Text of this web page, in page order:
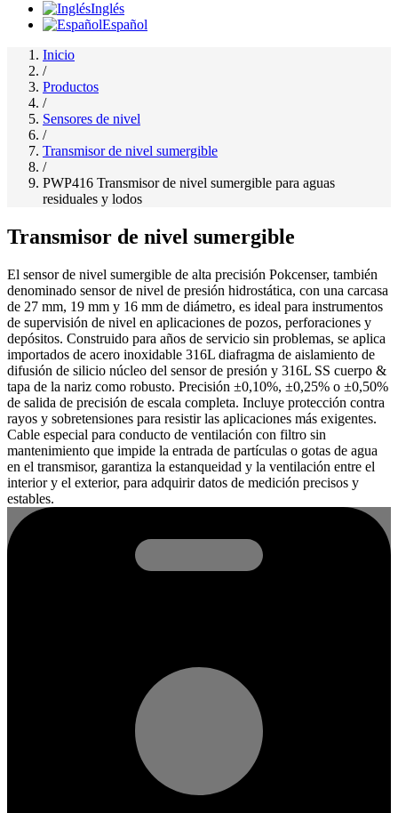
Inglés
Español
Inicio
/
Productos
/
Sensores de nivel
/
Transmisor de nivel sumergible
/
PWP416 Transmisor de nivel sumergible para aguas
residuales y lodos
Transmisor de nivel sumergible
El sensor de nivel sumergible de alta precisión Pokcenser, también
denominado sensor de nivel de presión hidrostática, con una carcasa
de 27 mm, 19 mm y 16 mm de diámetro, es ideal para instrumentos
de supervisión de nivel en aplicaciones de pozos, perforaciones y
depósitos. Construido para años de servicio sin problemas, se aplica
importados de acero inoxidable 316L diafragma de aislamiento de
difusión de silicio núcleo del sensor de presión y 316L SS cuerpo &
tapa de la nariz como robusto. Precisión ±0,10%, ±0,25% o ±0,50%
de salida de precisión de escala completa. Incluye protección contra
rayos y sobretensiones para resistir las aplicaciones más exigentes.
Cable especial para conducto de ventilación con filtro sin
mantenimiento que impide la entrada de partículas o gotas de agua
en el transmisor, garantiza la estanqueidad y la ventilación entre el
interior y el exterior, para adquirir datos de medición precisos y
estables.